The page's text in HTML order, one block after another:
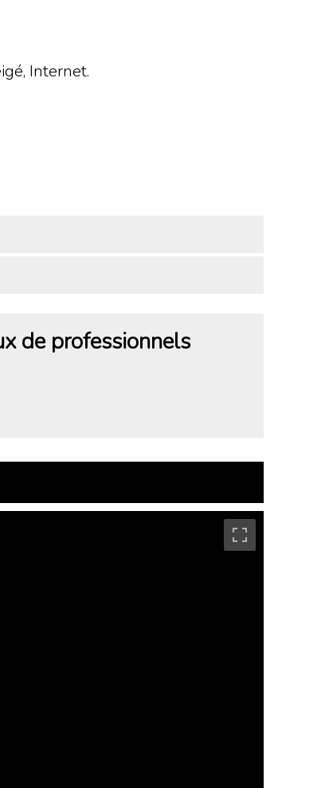
Internet.
de professionnels